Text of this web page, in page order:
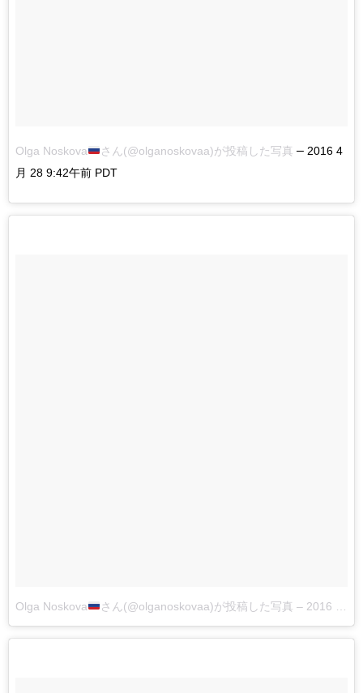
Olga Noskova さん(@olganoskovaa)が投稿した写真 – 2016 4
月 28 9:42午前 PDT
Olga Noskova さん(@olganoskovaa)が投稿した写真 – 2016 4月 24 9:09午前 PDT